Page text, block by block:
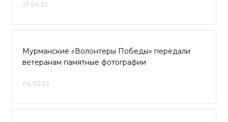
27.04.22
Мурманские «Волонтеры Победы» передали
ветеранам памятные фотографии
04.02.22